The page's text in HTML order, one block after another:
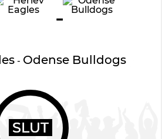
-
- Odense Bulldogs
SLUT